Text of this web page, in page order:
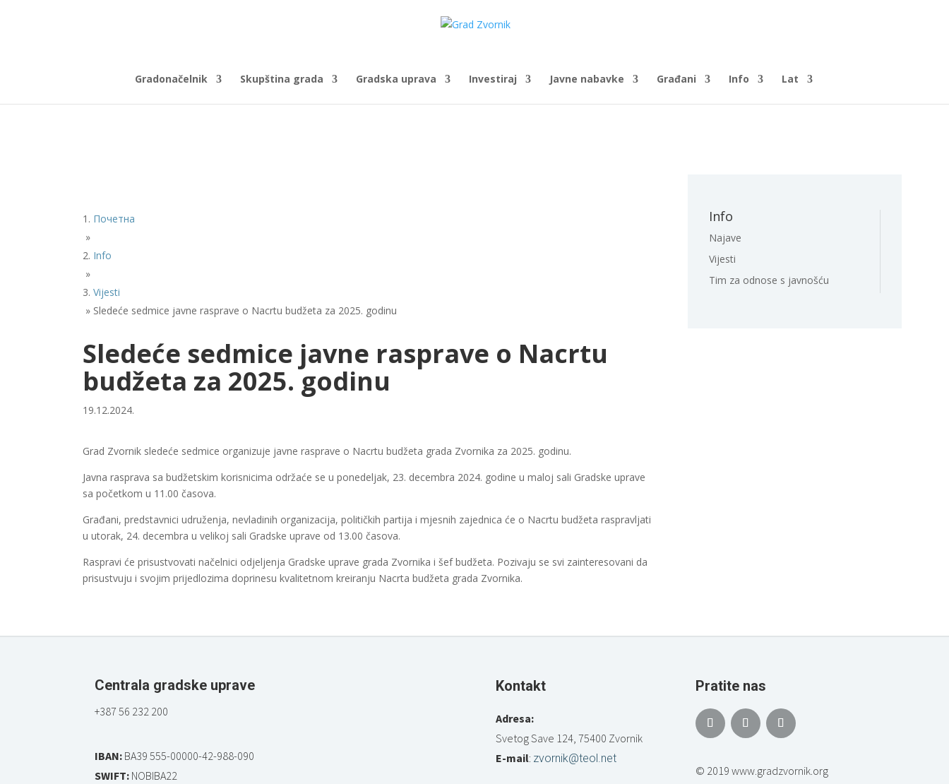
Gradonačelnik Skupština grada Gradska uprava Investiraj Javne nabavke Građani Info Lat
Почетна
»
Info
»
Vijesti
» Sledeće sedmice javne rasprave o Nacrtu budžeta za 2025. godinu
Sledeće sedmice javne rasprave o Nacrtu
budžeta za 2025. godinu
19.12.2024.
Grad Zvornik sledeće sedmice organizuje javne rasprave o Nacrtu budžeta grada Zvornika za 2025. godinu.
Javna rasprava sa budžetskim korisnicima održaće se u ponedeljak, 23. decembra 2024. godine u maloj sali Gradske uprave
sa početkom u 11.00 časova.
Građani, predstavnici udruženja, nevladinih organizacija, političkih partija i mjesnih zajednica će o Nacrtu budžeta raspravljati
u utorak, 24. decembra u velikoj sali Gradske uprave od 13.00 časova.
Raspravi će prisustvovati načelnici odjeljenja Gradske uprave grada Zvornika i šef budžeta. Pozivaju se svi zainteresovani da
prisustvuju i svojim prijedlozima doprinesu kvalitetnom kreiranju Nacrta budžeta grada Zvornika.
Info
Najave
Vijesti
Tim za odnose s javnošću
Centrala gradske uprave
+387 56 232 200
IBAN: BA39 555-00000-42-988-090
SWIFT: NOBIBA22
Kontakt
Adresa:
Svetog Save 124, 75400 Zvornik
E-mail: zvornik@teol.net
Pratite nas
© 2019 www.gradzvornik.org